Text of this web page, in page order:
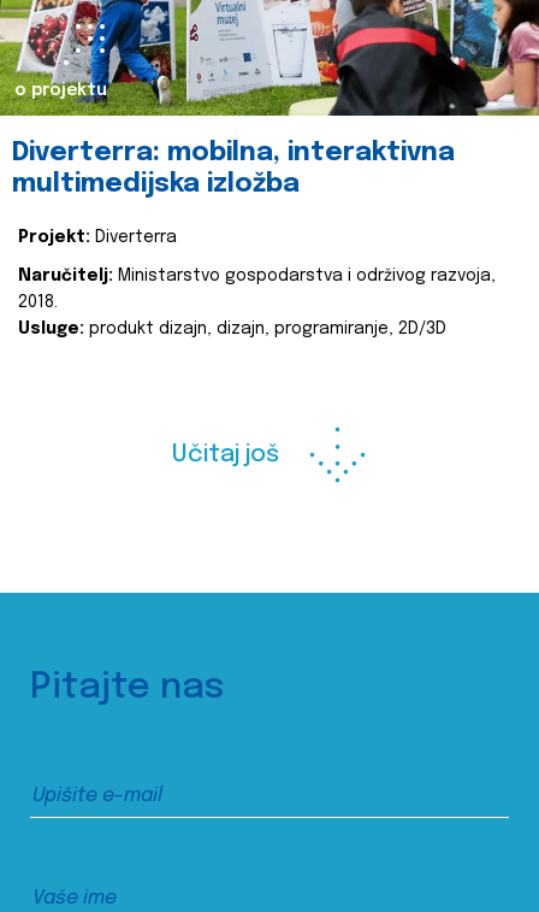
o projektu
Diverterra: mobilna, interaktivna
multimedijska izložba
Projekt: Diverterra
Naručitelj: Ministarstvo gospodarstva i održivog razvoja,
2018.
Usluge: produkt dizajn, dizajn, programiranje, 2D/3D
Učitaj još
Pitajte nas